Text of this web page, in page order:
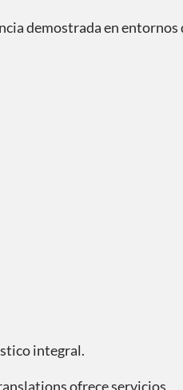
demostrada en entornos
integral.
ofrece servicios